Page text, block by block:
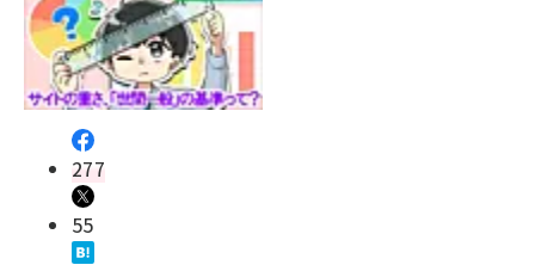
277
55